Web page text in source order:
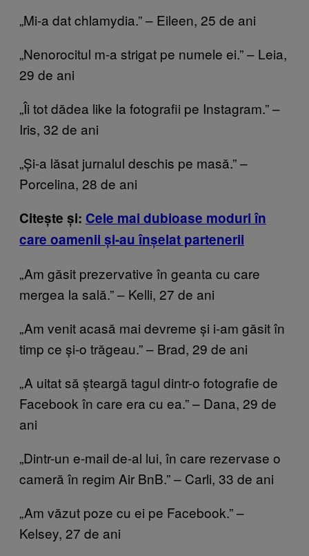
„Mi-a dat chlamydia.” – Eileen, 25 de ani
„Nenorocitul m-a strigat pe numele ei.” – Leia,
29 de ani
„Îi tot dădea like la fotografii pe Instagram.” –
Iris, 32 de ani
„Și-a lăsat jurnalul deschis pe masă.” –
Porcelina, 28 de ani
Citește și: Cele mai dubioase moduri în
care oamenii și-au înșelat partenerii
„Am găsit prezervative în geanta cu care
mergea la sală.” – Kelli, 27 de ani
„Am venit acasă mai devreme și i-am găsit în
timp ce și-o trăgeau.” – Brad, 29 de ani
„A uitat să șteargă tagul dintr-o fotografie de
Facebook în care era cu ea.” – Dana, 29 de
ani
„Dintr-un e-mail de-al lui, în care rezervase o
cameră în regim Air BnB.” – Carli, 33 de ani
„Am văzut poze cu ei pe Facebook.” –
Kelsey, 27 de ani